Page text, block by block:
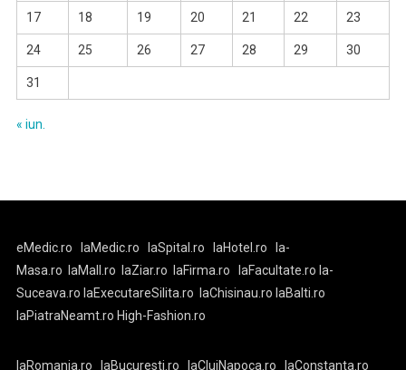
17 18 19 20 21 22 23
24 25 26 27 28 29 30
31
« iun.
eMedic.ro laMedic.ro laSpital.ro laHotel.ro
la-
Masa.ro
laMall.ro laZiar.ro laFirma.ro laFacultate.ro la-
Suceava.ro laExecutareSilita.ro laChisinau.ro laBalti.ro
laPiatraNeamt.ro High-Fashion.ro
laRomania.ro laBucuresti.ro laClujNapoca.ro laConstanta.ro